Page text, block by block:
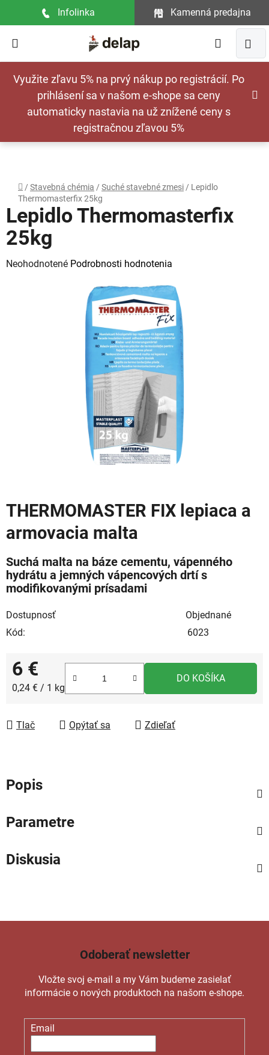
Využite zľavu 5% na prvý nákup po registrácií. Po
prihlásení sa v našom e-shope sa ceny
automaticky nastavia na už znížené ceny s
registračnou zľavou 5%
Infolinka Kamenná predajna
Hľadať
Domov
/ Stavebná chémia / Suché stavebné zmesi / Lepidlo
Thermomasterfix 25kg
THERMOMASTER FIX lepiaca a
armovacia malta
Suchá malta na báze cementu, vápenného
hydrátu a jemných vápencových drtí s
modifikovanými prísadami
Dostupnosť
Objednané
Kód:
6023
6 €
Jednotková cena:
0,24 € / 1 kg
DO KOŠÍKA
Tlač Opýtať sa Zdieľať
Lepidlo Thermomasterfix
25kg
Priemerné
Neohodnotené Podrobnosti hodnotenia
Popis
Parametre
Diskusia
Odoberať newsletter
Vložte svoj e-mail a my Vám budeme zasielať
informácie o nových produktoch na našom e-shope.
Email